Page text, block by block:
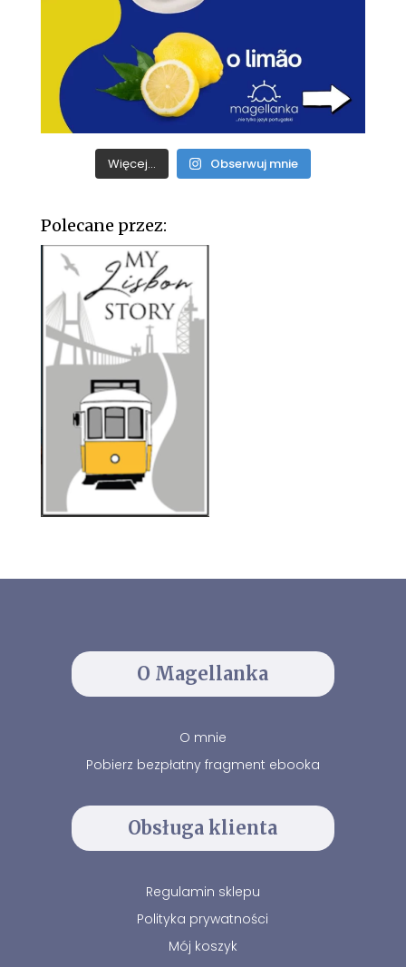
Więcej... Obserwuj mnie
Polecane przez:
O Magellanka
O mnie
Pobierz bezpłatny fragment ebooka
Obsługa klienta
Regulamin sklepu
Polityka prywatności
Mój koszyk